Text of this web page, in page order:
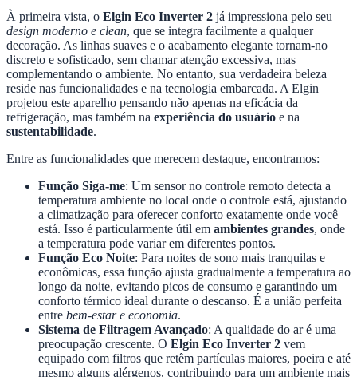
À primeira vista, o Elgin Eco Inverter 2 já impressiona pelo seu
design moderno e clean, que se integra facilmente a qualquer
decoração. As linhas suaves e o acabamento elegante tornam-no
discreto e sofisticado, sem chamar atenção excessiva, mas
complementando o ambiente. No entanto, sua verdadeira beleza
reside nas funcionalidades e na tecnologia embarcada. A Elgin
projetou este aparelho pensando não apenas na eficácia da
refrigeração, mas também na experiência do usuário e na
sustentabilidade.
Entre as funcionalidades que merecem destaque, encontramos:
Função Siga-me: Um sensor no controle remoto detecta a
temperatura ambiente no local onde o controle está, ajustando
a climatização para oferecer conforto exatamente onde você
está. Isso é particularmente útil em ambientes grandes, onde
a temperatura pode variar em diferentes pontos.
Função Eco Noite: Para noites de sono mais tranquilas e
econômicas, essa função ajusta gradualmente a temperatura ao
longo da noite, evitando picos de consumo e garantindo um
conforto térmico ideal durante o descanso. É a união perfeita
entre bem-estar e economia.
Sistema de Filtragem Avançado: A qualidade do ar é uma
preocupação crescente. O Elgin Eco Inverter 2 vem
equipado com filtros que retêm partículas maiores, poeira e até
mesmo alguns alérgenos, contribuindo para um ambiente mais